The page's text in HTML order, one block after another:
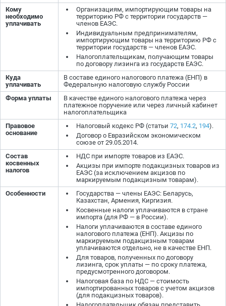
Кому
необходимо
уплачивать
Организациям, импортирующим товары на
территорию РФ с территории государств —
членов ЕАЭС.
Индивидуальным предпринимателям,
импортирующим товары на территорию РФ с
территории государств — членов ЕАЭС.
Налогоплательщикам, получающим товары
по договору лизинга из государств ЕАЭС.
Куда
уплачивать
В составе единого налогового платежа (ЕНП) в
Федеральную налоговую службу России
Форма уплаты
В качестве единого налогового платежа через
платежное поручение или через личный кабинет
налогоплательщика
Правовое
основание
Налоговый кодекс РФ (статьи 72, 174.2, 194).
Договор о Евразийском экономическом
союзе от 29.05.2014.
Состав
косвенных
налогов
НДС при импорте товаров из ЕАЭС.
Акцизы при импорте подакцизных товаров из
ЕАЭС (за исключением акцизов по
маркируемым подакцизным товарам).
Особенности
Государства — члены ЕАЭС: Беларусь,
Казахстан, Армения, Киргизия.
Косвенные налоги уплачиваются в стране
импорта (для РФ — в России).
Налоги уплачиваются в составе единого
налогового платежа (ЕНП). Акцизы по
маркируемым подакцизным товарам
уплачиваются отдельно, не в качестве ЕНП.
Для товаров, полученных по договору
лизинга, срок уплаты — по сроку платежа,
предусмотренного договором.
Налоговая база по НДС — стоимость
импортированных товаров с учетом акцизов
(для подакцизных товаров).